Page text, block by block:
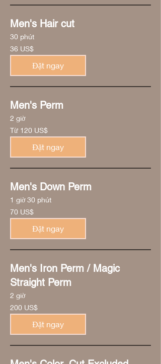
Men's Hair cut
30 phút
36
đô
la
36 US$
Đặt ngay
Men's Perm
2 giờ
Từ
120
đô
Từ 120 US$
Đặt ngay
Men's Down Perm
1 giờ 30 phút
70
đô
la
70 US$
Đặt ngay
Men's Iron Perm / Magic
Straight Perm
2 giờ
200
đô
la
200 US$
Đặt ngay